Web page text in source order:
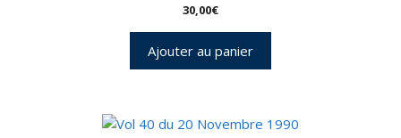
30,00€
Ajouter au panier